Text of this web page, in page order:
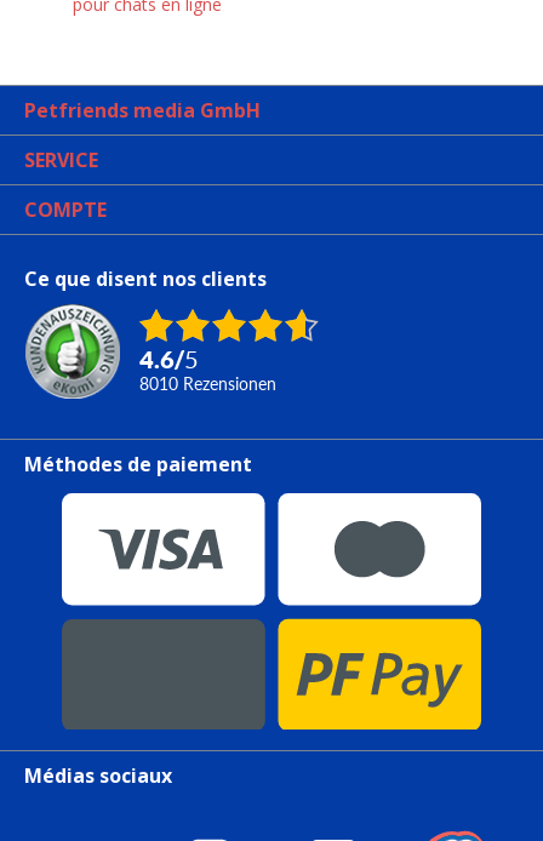
Petfriends media GmbH
SERVICE
COMPTE
Ce que disent nos clients
4.6/5
8010 Rezensionen
Méthodes de paiement
Médias sociaux